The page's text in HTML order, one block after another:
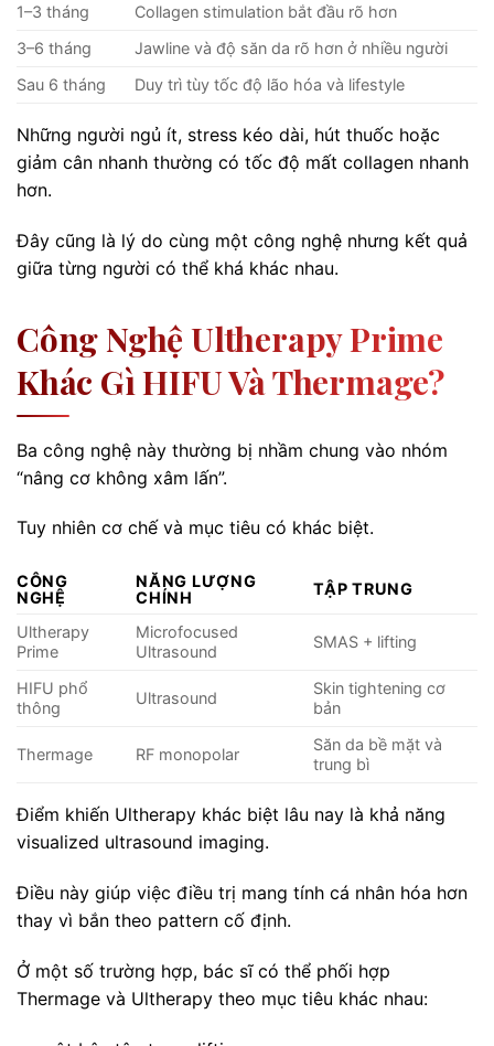
1–3 tháng
Collagen stimulation bắt đầu rõ hơn
3–6 tháng
Jawline và độ săn da rõ hơn ở nhiều người
Sau 6 tháng
Duy trì tùy tốc độ lão hóa và lifestyle
Những người ngủ ít, stress kéo dài, hút thuốc hoặc
giảm cân nhanh thường có tốc độ mất collagen nhanh
hơn.
Đây cũng là lý do cùng một công nghệ nhưng kết quả
giữa từng người có thể khá khác nhau.
Công Nghệ Ultherapy Prime
Khác Gì HIFU Và Thermage?
Ba công nghệ này thường bị nhầm chung vào nhóm
“nâng cơ không xâm lấn”.
Tuy nhiên cơ chế và mục tiêu có khác biệt.
CÔNG
NGHỆ
NĂNG LƯỢNG
CHÍNH
TẬP TRUNG
Ultherapy
Prime
Microfocused
Ultrasound
SMAS + lifting
HIFU phổ
thông
Ultrasound
Skin tightening cơ
bản
Thermage RF monopolar
Săn da bề mặt và
trung bì
Điểm khiến Ultherapy khác biệt lâu nay là khả năng
visualized ultrasound imaging.
Điều này giúp việc điều trị mang tính cá nhân hóa hơn
thay vì bắn theo pattern cố định.
Ở một số trường hợp, bác sĩ có thể phối hợp
Thermage và Ultherapy theo mục tiêu khác nhau: